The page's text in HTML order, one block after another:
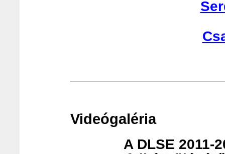
Videógaléria
A DLSE 2011-